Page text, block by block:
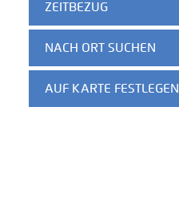
ZEITBEZUG
NACH ORT SUCHEN
AUF KARTE FESTLEGEN